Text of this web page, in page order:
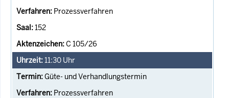
Prozessverfahren
152
C 105/26
11:30 Uhr
Güte- und Verhandlungstermin
Prozessverfahren